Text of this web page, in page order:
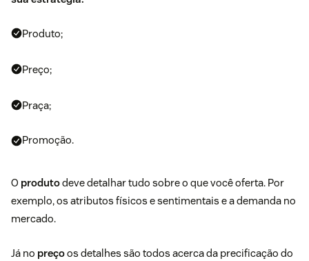
Produto;
Preço;
Praça;
Promoção.
O produtodeve detalhar tudo sobre o que você oferta. Por
exemplo, os atributos físicos e sentimentais e a demanda no
mercado.
Já no preçoos detalhes são todos acerca da precificação do